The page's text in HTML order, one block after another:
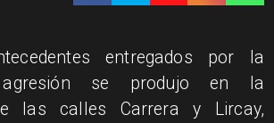
entregados por la
se produjo en la
las calles Carrera y Lircay,